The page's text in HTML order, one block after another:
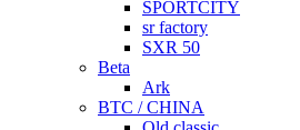
SPORTCITY
sr factory
SXR 50
Beta
Ark
BTC / CHINA